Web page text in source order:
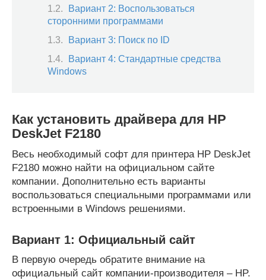
Вариант 2: Воспользоваться
сторонними программами
Вариант 3: Поиск по ID
Вариант 4: Стандартные средства
Windows
Как установить драйвера для HP
DeskJet F2180
Весь необходимый софт для принтера HP DeskJet
F2180 можно найти на официальном сайте
компании. Дополнительно есть варианты
воспользоваться специальными программами или
встроенными в Windows решениями.
Вариант 1: Официальный сайт
В первую очередь обратите внимание на
официальный сайт компании-производителя – HP.